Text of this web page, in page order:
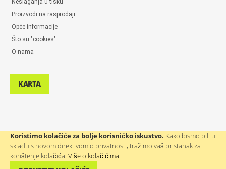
Koristimo kolačiće za bolje korisničko iskustvo. Kako bismo bili u
skladu s novom direktivom o privatnosti, tražimo vaš pristanak za
korištenje kolačića. Više o kolačićima.
Neslaganja u tisku
Proizvodi na rasprodaji
Opće informacije
Što su "cookies"
O nama
KARTA
POMOĆ KORISNICIMA: ++386(0)4 580 67 55